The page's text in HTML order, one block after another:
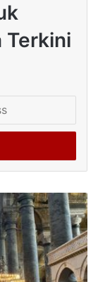
Terkini